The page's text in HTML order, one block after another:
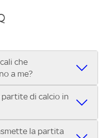
che
a me?
locale vicino a te per
la Serie C Sky Wifi, la
Europa League, la UEFA
1®, la MotoGP™ e
di calcio in
mostrano le partite
la partita